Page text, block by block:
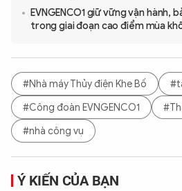
EVNGENCO1 giữ vững vận hành,
trong giai đoạn cao điểm mùa
#Nhà máy Thủy điện Khe Bố
#Công đoàn EVNGENCO1
#nhà công vụ
Ý KIẾN CỦA BẠN